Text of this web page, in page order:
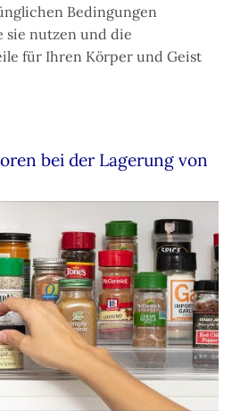
Bedingungen
sie nutzen und die
für Ihren Körper und Geist
bei der Lagerung von